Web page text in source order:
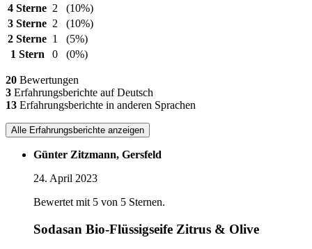
4 Sterne 2
(10%)
3 Sterne 2
(10%)
2 Sterne 1
(5%)
1 Stern
0 (0%)
20 Bewertungen
3 Erfahrungsberichte auf Deutsch
13 Erfahrungsberichte in anderen Sprachen
Alle Erfahrungsberichte anzeigen
Günter Zitzmann, Gersfeld
24. April 2023
Bewertet mit 5 von 5 Sternen.
Sodasan Bio-Flüssigseife Zitrus & Olive